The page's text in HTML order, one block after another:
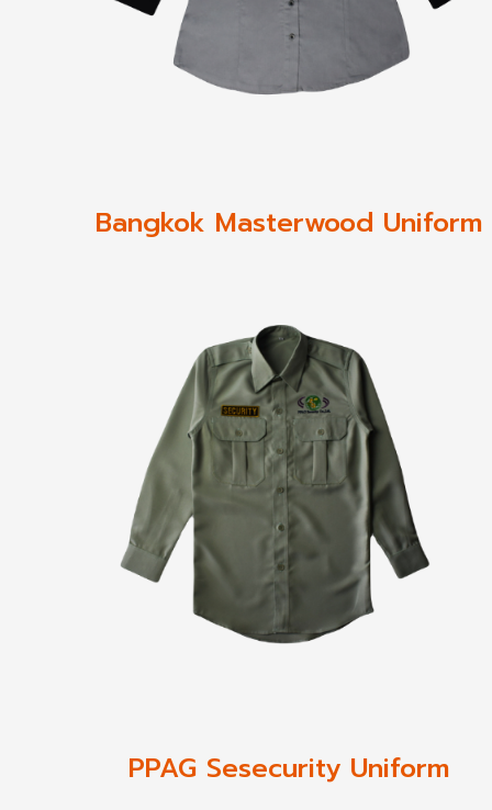
Bangkok Masterwood Uniform
PPAG Sesecurity Uniform